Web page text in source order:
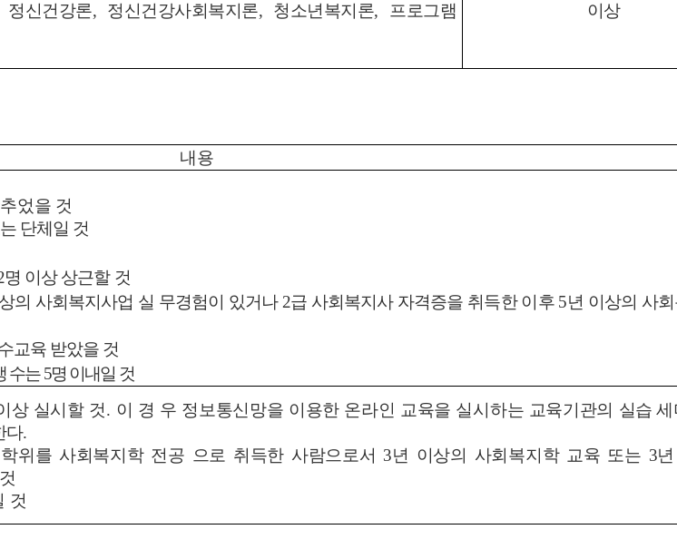
정신건강론, 정신건강사회복지론, 청소년복지론, 프로그램
이상
내용
었을 것
단체일 것
명 이상 상근할 것
의 사회복지사업 실 무경험이 있거나 2급 사회복지사 자격증을 취득한 이후 5년 이상의 사
교육 받았을 것
수는5명 이내일 것
상 실시할 것. 이 경 우 정보통신망을 이용한 온라인 교육을 실시하는 교육기관의 실습
다.
위를 사회복지학 전공 으로 취득한 사람으로서 3년 이상의 사회복지학 교육 또는 3
것